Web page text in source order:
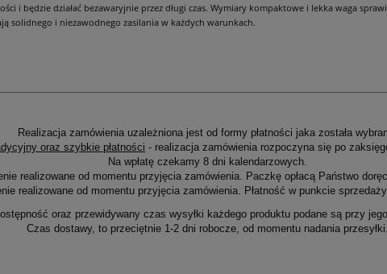
i będzie działać bezawaryjnie przez długi czas. Wymiary kompaktowe i lekka waga
solidnego i niezawodnego zasilania w każdych warunkach.
Realizacja zamówienia uzależniona jest od formy płatności jaka została
oraz szybkie płatności - realizacja zamówienia rozpoczyna się po
Na wpłatę czekamy 8 dni kalendarzowych.
realizowane od momentu przyjęcia zamówienia. Paczkę opłacą Państwo
realizowane od momentu przyjęcia zamówienia. Płatność w punkcie
oraz przewidywany czas wysyłki każdego produktu podane są przy
Czas dostawy, to przeciętnie 1-2 dni robocze, od momentu nadania przesyłki.